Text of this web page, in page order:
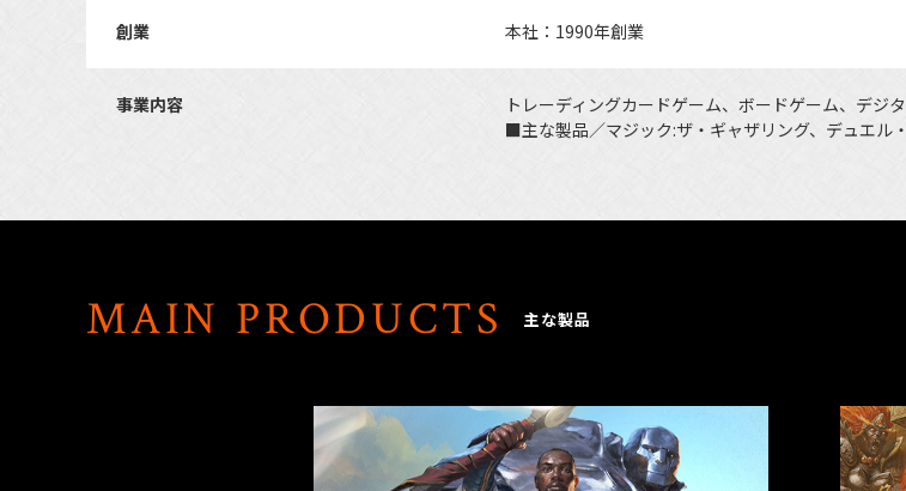
創業 本社：1990年創業
事業内容
トレーディングカードゲーム、ボードゲーム、デジ
■主な製品／マジック:ザ・ギャザリング、デュエ
MAIN PRODUCTS 主な製品